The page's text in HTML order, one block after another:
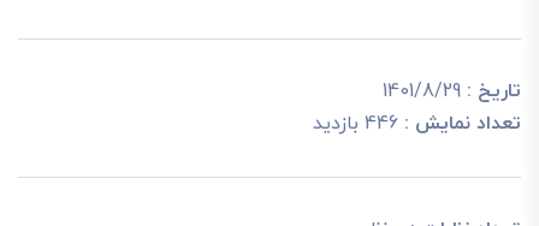
تاریخ : 1401/8/29
تعداد نمایش : 446 بازدید